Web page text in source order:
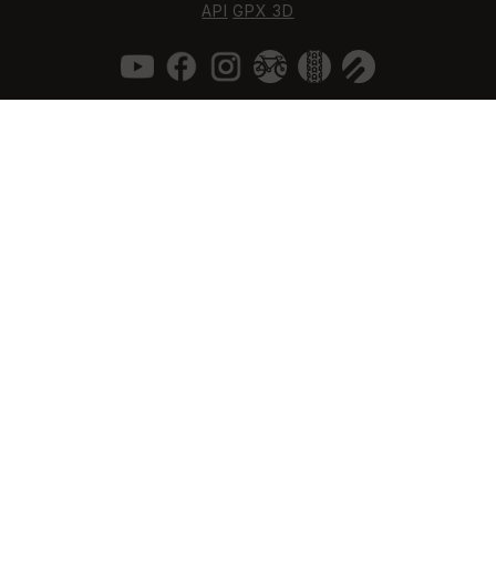
API GPX 3D